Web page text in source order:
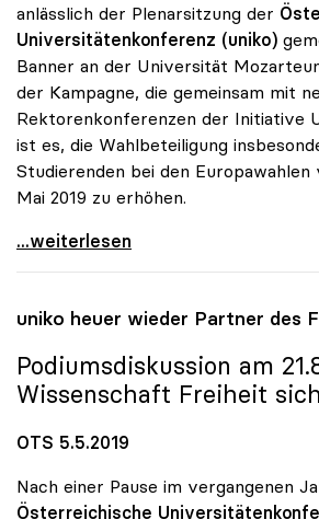
anlässlich der Plenarsitzung der
Universitätenkonferenz (uniko)
Banner an der Universität
der Kampagne, die gemeinsam mit
Rektorenkonferenzen der Initiative
ist es, die Wahlbeteiligung
Studierenden bei den Europawahlen
Mai 2019 zu erhöhen.
uniko präsentierte Banner
...weiterlesen
uniko heuer wieder Partner des
Podiumsdiskussion am
Wissenschaft Freiheit
OTS 5.5.2019
Nach einer Pause im vergangenen
Österreichische